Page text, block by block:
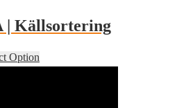
| Källsortering
Option